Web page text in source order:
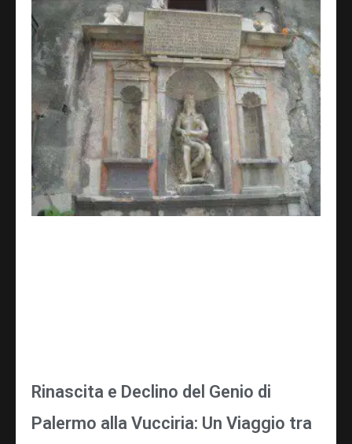
Rinascita e Declino del Genio di
Palermo alla Vucciria: Un Viaggio tra